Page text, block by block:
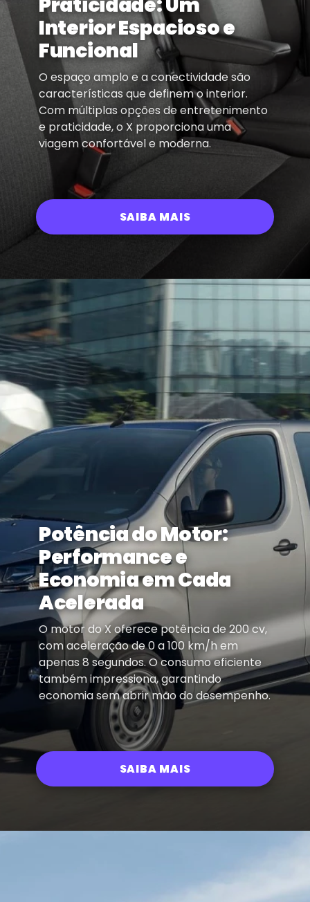
Interior Espacioso e
Funcional
O espaço amplo e a conectividade são
características que definem o interior.
Com múltiplas opções de entretenimento
e praticidade, o X proporciona uma
viagem confortável e moderna.
SAIBA MAIS
Potência do Motor:
Performance e
Economia em Cada
Acelerada
O motor do X oferece potência de 200 cv,
com aceleração de 0 a 100 km/h em
apenas 8 segundos. O consumo eficiente
também impressiona, garantindo
economia sem abrir mão do desempenho.
SAIBA MAIS